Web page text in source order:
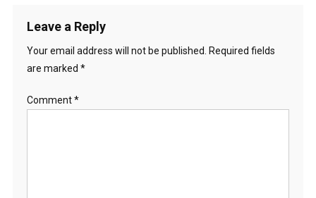
Leave a Reply
Your email address will not be published. Required fields
are marked *
Comment*